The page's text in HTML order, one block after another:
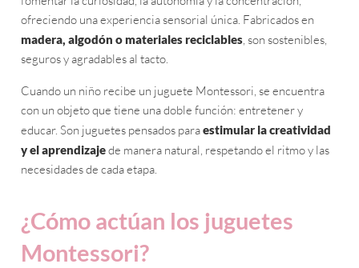
ofreciendo una experiencia sensorial única. Fabricados en
madera, algodón o materiales reciclables, son sostenibles,
seguros y agradables al tacto.
Cuando un niño recibe un juguete Montessori, se encuentra
con un objeto que tiene una doble función: entretener y
educar. Son juguetes pensados paraestimular la creatividad
y el aprendizajede manera natural, respetando el ritmo y las
necesidades de cada etapa.
¿Cómo actúan los juguetes
Montessori?